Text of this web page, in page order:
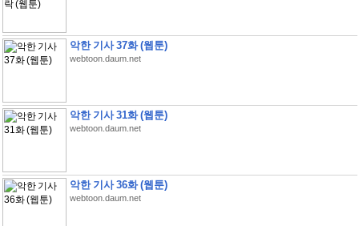
악한 기사 37화 (웹툰)
webtoon.daum.net
악한 기사 31화 (웹툰)
webtoon.daum.net
악한 기사 36화 (웹툰)
webtoon.daum.net